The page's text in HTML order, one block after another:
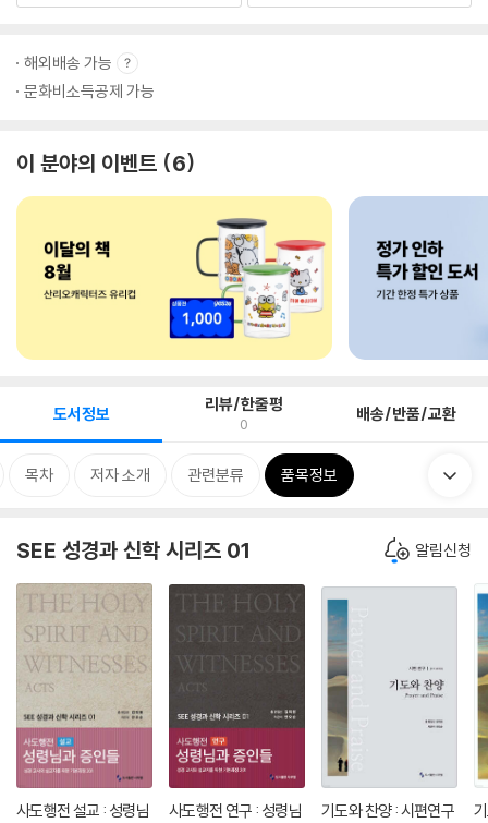
해외배송 가능
문화비소득공제 가능
이 분야의 이벤트 6
도서정보 리뷰/한줄평
0 배송/반품/교환
목차 저자 소개 관련분류 품목정보
SEE 성경과 신학 시리즈 01 알림신청
사도행전 설교 : 성령님
사도행전 연구 : 성령님
기도와 찬양 : 시편연구